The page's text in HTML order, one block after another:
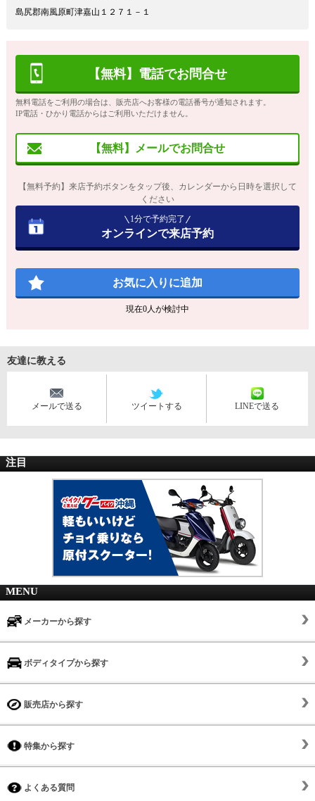
島尻郡南風原町津嘉山１２７１－１
【無料】電話でお問合せ
無料電話をご利用の場合は、販売店へお客様の電話番号が通知されます。
IP電話・ひかり電話からはご利用いただけません。
【無料】メールでお問合せ
【無料予約】来店予約ボタンをタップ後、カレンダーから日時を選択して
ください
1分で予約完了
オンラインで来店予約
お気に入りに追加
現在0人が検討中
友達に教える
メールで送る ツイートする LINEで送る
注目
MENU
メーカーから探す
ボディタイプから探す
販売店から探す
特集から探す
よくある質問